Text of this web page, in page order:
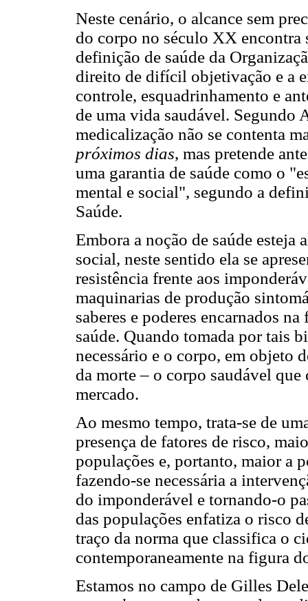
Neste cenário, o alcance sem
do corpo no século XX encontra
definição de saúde da
direito de difícil objetivação e a
controle, esquadrinhamento e
de uma vida saudável.
medicalização não se contenta
próximos dias, mas pretende
uma garantia de saúde como o
mental e social", segundo a
Saúde.
Embora a noção de saúde esteja
social, neste sentido ela se
resistência frente aos
maquinarias de produção
saberes e poderes encarnados
saúde. Quando tomada por tais
necessário e o corpo, em objeto
da morte – o corpo saudável
mercado.
Ao mesmo tempo, trata-se de
presença de fatores de risco,
populações e, portanto, maior a
fazendo-se necessária a
do imponderável e tornando-o
das populações enfatiza o risco
traço da norma que classifica o
contemporaneamente na figura
Estamos no campo de Gilles